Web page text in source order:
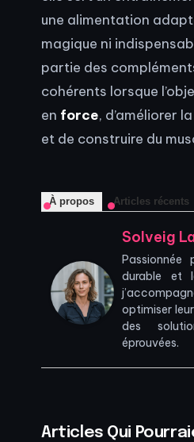
une alimentation
magique ni
partie des
cohérents lorsque
en force, d’améliorer
et de construire du
À propos Articles récents
Solveig
Passionnée
durable et
optimiser
des
éprouvées.
Articles Qui